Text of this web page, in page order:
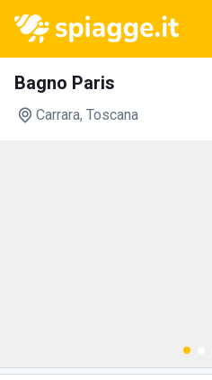
Bagno Paris
Carrara, Toscana